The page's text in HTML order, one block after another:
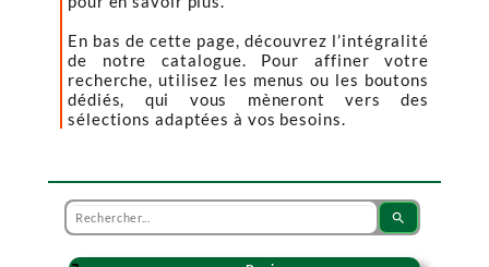
En bas de cette page, découvrez l’intégralité
de notre catalogue. Pour affiner votre
recherche, utilisez les menus ou les boutons
dédiés, qui vous mèneront vers des
sélections adaptées à vos besoins.
search